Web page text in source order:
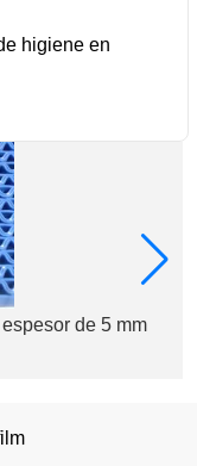
higiene en
de 5 mm